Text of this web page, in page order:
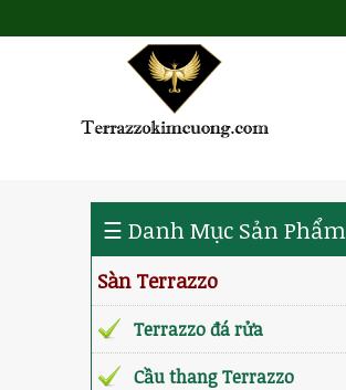
☰ Danh Mục Sản Phẩm
Sàn Terrazzo
Terrazzo đá rửa
Cầu thang Terrazzo